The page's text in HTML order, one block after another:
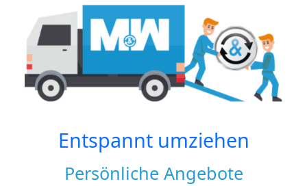
Entspannt umziehen
Persönliche Angebote